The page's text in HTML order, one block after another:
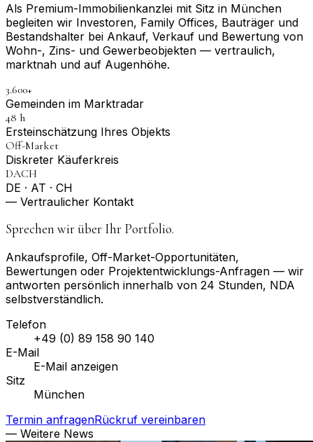
Als Premium-Immobilienkanzlei mit Sitz in München
begleiten wir Investoren, Family Offices, Bauträger und
Bestandshalter bei Ankauf, Verkauf und Bewertung von
Wohn-, Zins- und Gewerbeobjekten — vertraulich,
marktnah und auf Augenhöhe.
3.600+
Gemeinden im Marktradar
48 h
Erst­einschätzung Ihres Objekts
Off-Market
Diskreter Käuferkreis
DACH
DE · AT · CH
— Vertraulicher Kontakt
Sprechen wir über Ihr Portfolio.
Ankaufsprofile, Off-Market-Opportunitäten,
Bewertungen oder Projektentwicklungs-Anfragen — wir
antworten persönlich innerhalb von 24 Stunden, NDA
selbstverständlich.
Telefon
+49 (0) 89 158 90 140
E-Mail
E-Mail anzeigen
Sitz
München
Termin anfragenRückruf vereinbaren
— Weitere News